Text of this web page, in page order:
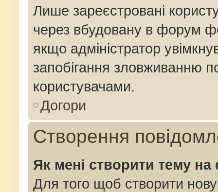
Лише зареєстровані
через вбудовану в форум
якщо адміністратор
запобігання зловживанню
користувачами.
Догори
Створення
Як мені створити тему
Для того щоб створити